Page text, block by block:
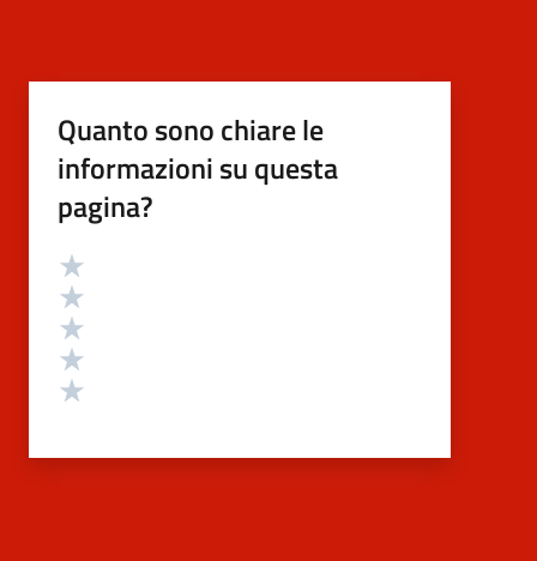
Quanto sono chiare le
informazioni su questa
pagina?
Valutazione